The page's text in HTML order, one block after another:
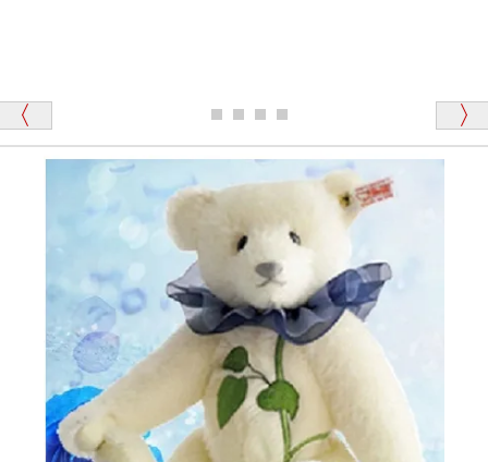
ディベアがいます。
「スクエーカー内蔵」と記載しておりますので、ぜひ
探してみてください。
シュタイフ社製品の実物を見ることはできますか？
当店はネット販売ですので実物をお見せすることが
できません。
海外からのお取り寄せと言うことですが、商品はきち
んと届きますか？
ご安心ください！商品は確実にお届けします。
「前に買ったことがあったお店でしたので」
千葉県 U・Y 様 （女性）
「ChatGPTを利用したところ「くまの小屋」さ
んを紹介され…」
埼玉県 S・W 様